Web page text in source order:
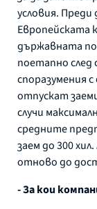
условия.
Европейската
държавната
поетапно
споразумения
отпускат
случи
средните
заем до 300
отново до
- За кои